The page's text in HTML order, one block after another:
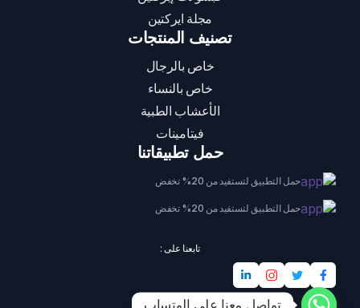
مجلة ايركتين
تصنيف المنتجات
خاص بالرجال
خاص بالنساء
الأعشاب الطبية
فيتامينات
حمل تطبيقاتنا
حمل التطبيق لتستفيد من 20% تخفض
حمل التطبيق لتستفيد من 20% تخفض
تابعنا على :
تواصل معنا على الوتساب